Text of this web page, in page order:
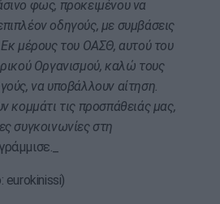
φως, προκειμένου να
οδηγούς, με συμβάσεις
μέρους του ΟΑΣΘ, αυτού του
Οργανισμού, καλώ τους
να υποβάλλουν αίτηση.
κομμάτι τις προσπάθειάς μας,
συγκοινωνίες στη